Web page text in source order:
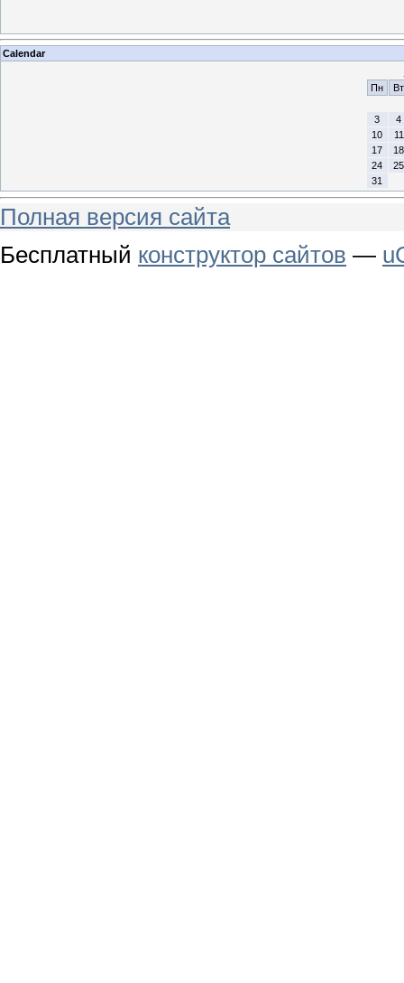
Calendar
Пн
Вт
3
4
10
11
17
18
24
25
31
Полная версия сайта
Бесплатный конструктор сайтов —